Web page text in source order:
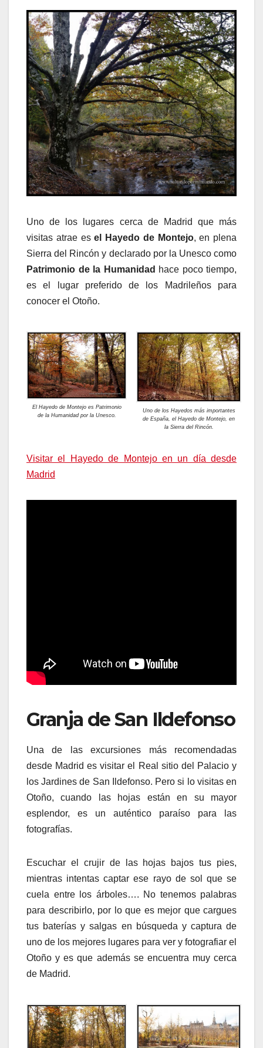
Uno de los lugares cerca de Madrid que más
visitas atrae esel Hayedo de Montejo, en plena
Sierra del Rincón y declarado por la Unesco como
Patrimonio de la Humanidad hace poco tiempo,
es el lugar preferido de los Madrileños para
conocer el Otoño.
El Hayedo de Montejo es Patrimonio
de la Humanidad por la Unesco.
Uno de los Hayedos más importantes
de España, el Hayedo de Montejo, en
la Sierra del Rincón.
Visitar el Hayedo de Montejo en un día desde
Madrid
Granja de San Ildefonso
Una de las excursiones más recomendadas
desde Madrid es visitar el Real sitio del Palacio y
los Jardines de San Ildefonso. Pero si lo visitas en
Otoño, cuando las hojas están en su mayor
esplendor, es un auténtico paraíso para las
fotografías.
Escuchar el crujir de las hojas bajos tus pies,
mientras intentas captar ese rayo de sol que se
cuela entre los árboles…. No tenemos palabras
para describirlo, por lo que es mejor que cargues
tus baterías y salgas en búsqueda y captura de
uno de los mejores lugares para ver y fotografiar el
Otoño y es que además se encuentra muy cerca
de Madrid.